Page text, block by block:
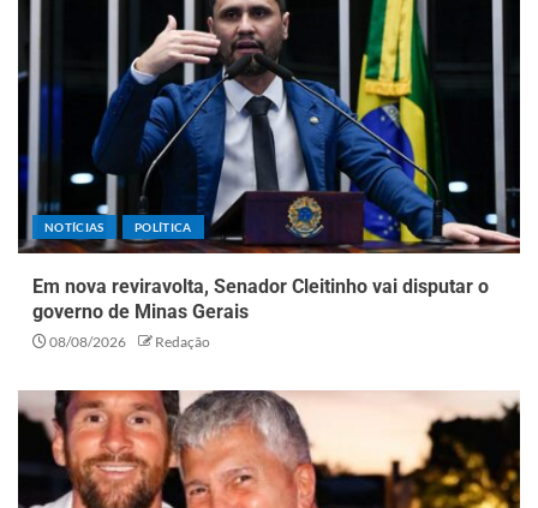
NOTÍCIAS POLÍTICA
Em nova reviravolta, Senador Cleitinho vai disputar o
governo de Minas Gerais
08/08/2026 Redação